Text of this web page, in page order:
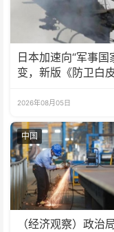
日本加速向“军事国
变，新版《防卫白
2026年08月05日
中国
（经济观察）政治